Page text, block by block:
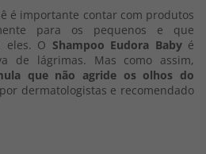
é importante contar com produtos
para os pequenos e que
eles. O Shampoo Eudora Baby é
de lágrimas. Mas como assim,
que não agride os olhos do
dermatologistas e recomendado